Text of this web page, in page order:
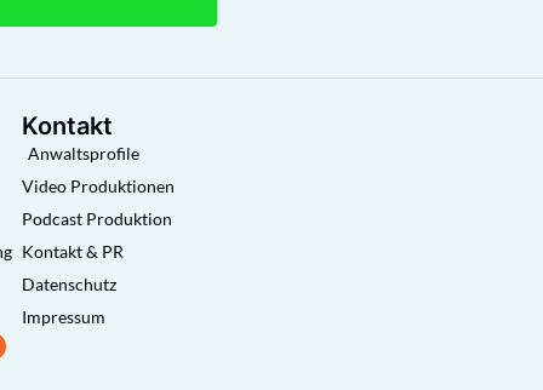
Kontakt
Anwaltsprofile
Video Produktionen
Podcast Produktion
Kontakt & PR
Datenschutz
Impressum